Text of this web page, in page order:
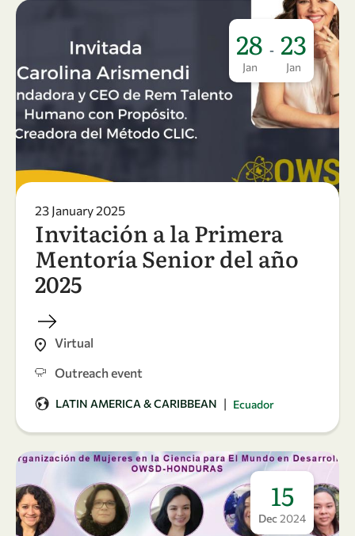
28
Jan
- 23
Jan
23 January 2025
Invitación a la Primera
Mentoría Senior del año
2025
Virtual
Outreach event
LATIN AMERICA & CARIBBEAN | Ecuador
15
Dec2024